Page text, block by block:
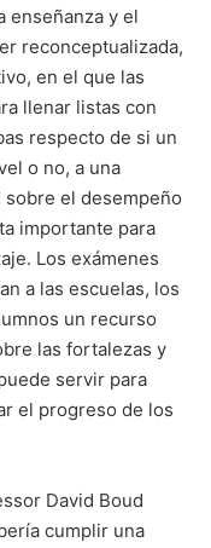
enseñanza y el
reconceptualizada,
en el que las
llenar listas con
respecto de si un
o no, a una
el desempeño
importante para
Los exámenes
a las escuelas, los
un recurso
las fortalezas y
servir para
el progreso de los
David Boud
cumplir una